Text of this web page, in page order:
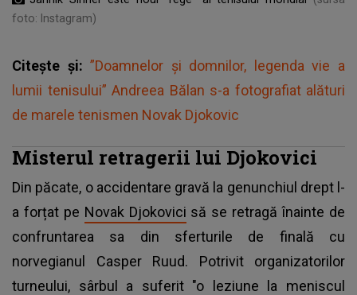
foto: Instagram)
Citește și:”Doamnelor și domnilor, legenda vie a
lumii tenisului” Andreea Bălan s-a fotografiat alături
de marele tenismen Novak Djokovic
Misterul retragerii lui Djokovici
Din păcate, o accidentare gravă la genunchiul drept l-
a forțat pe Novak Djokovici să se retragă înainte de
confruntarea sa din sferturile de finală cu
norvegianul Casper Ruud. Potrivit organizatorilor
turneului, sârbul a suferit "o leziune la meniscul